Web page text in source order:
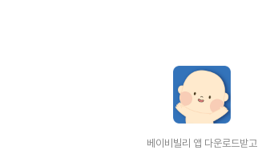
베이비빌리 앱 다운로드받고